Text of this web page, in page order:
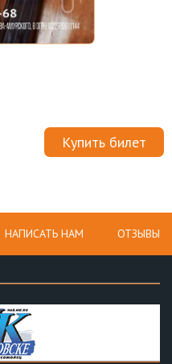
Купить билет
НАПИСАТЬ НАМ ОТЗЫВЫ